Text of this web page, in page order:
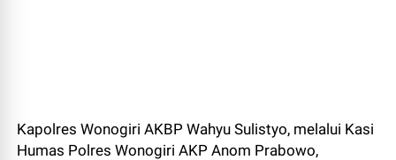
Kapolres Wonogiri AKBP Wahyu Sulistyo, melalui Kasi
Humas Polres Wonogiri AKP Anom Prabowo,